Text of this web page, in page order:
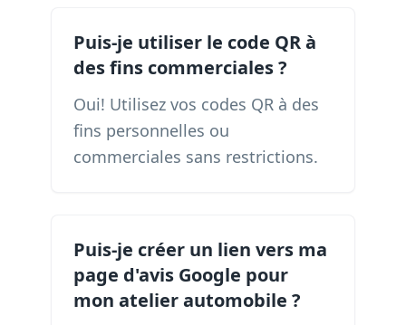
Puis-je utiliser le code QR à
des fins commerciales ?
Oui! Utilisez vos codes QR à des
fins personnelles ou
commerciales sans restrictions.
Puis-je créer un lien vers ma
page d'avis Google pour
mon atelier automobile ?